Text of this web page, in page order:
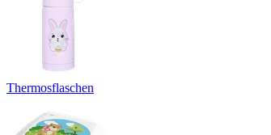
Thermosflaschen